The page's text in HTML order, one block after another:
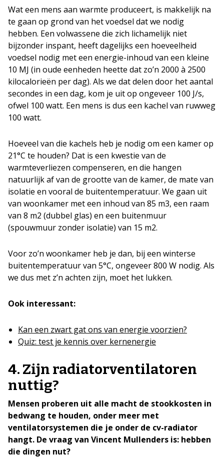
Wat een mens aan warmte produceert, is makkelijk na
te gaan op grond van het voedsel dat we nodig
hebben. Een volwassene die zich lichamelijk niet
bijzonder inspant, heeft dagelijks een hoeveelheid
voedsel nodig met een energie-inhoud van een kleine
10 MJ (in oude eenheden heette dat zo’n 2000 à 2500
kilocalorieën per dag). Als we dat delen door het aantal
secondes in een dag, kom je uit op ongeveer 100 J/s,
ofwel 100 watt. Een mens is dus een kachel van ruwweg
100 watt.
Hoeveel van die kachels heb je nodig om een kamer op
21°C te houden? Dat is een kwestie van de
warmteverliezen compenseren, en die hangen
natuurlijk af van de grootte van de kamer, de mate van
isolatie en vooral de buitentemperatuur. We gaan uit
van woonkamer met een inhoud van 85 m3, een raam
van 8 m2 (dubbel glas) en een buitenmuur
(spouwmuur zonder isolatie) van 15 m2.
Voor zo’n woonkamer heb je dan, bij een winterse
buitentemperatuur van 5°C, ongeveer 800 W nodig. Als
we dus met z’n achten zijn, moet het lukken.
Ook interessant:
Kan een zwart gat ons van energie voorzien?
Quiz: test je kennis over kernenergie
4. Zijn radiatorventilatoren
nuttig?
Mensen proberen uit alle macht de stookkosten in
bedwang te houden, onder meer met
ventilatorsystemen die je onder de cv-radiator
hangt. De vraag van Vincent Mullenders is: hebben
die dingen nut?